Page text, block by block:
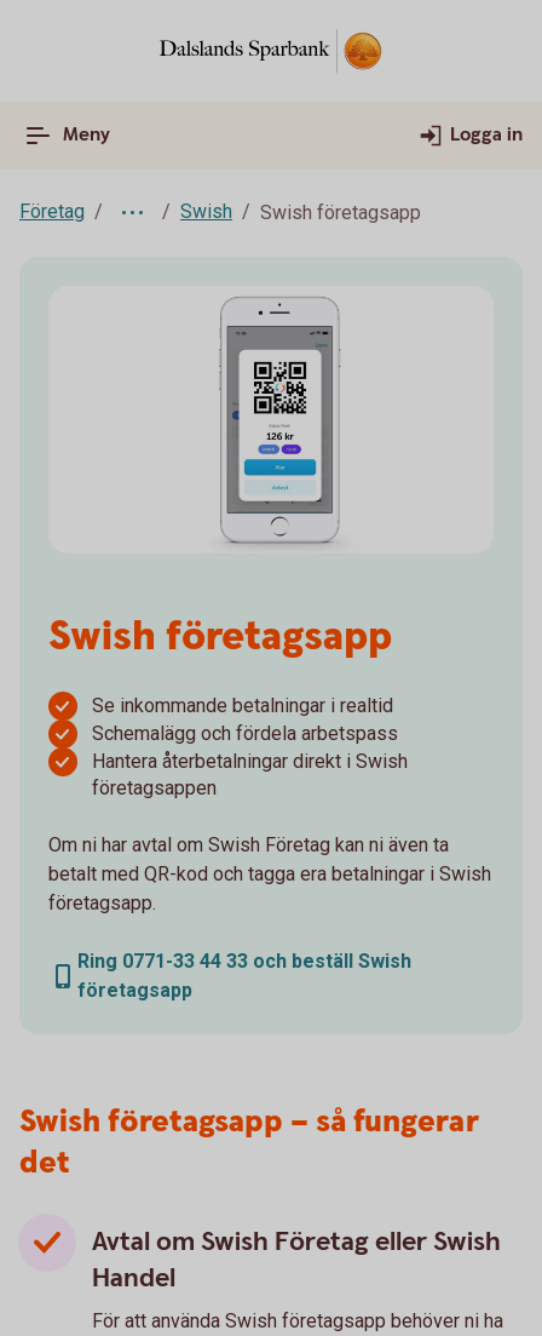
Meny Logga in
Företag Swish Swish företagsapp
Swish företagsapp
Se inkommande betalningar i realtid
Schemalägg och fördela arbetspass
Hantera återbetalningar direkt i Swish
företagsappen
Om ni har avtal om Swish Företag kan ni även ta
betalt med QR-kod och tagga era betalningar i Swish
företagsapp.
Ring 0771-33 44 33 och beställ Swish
företagsapp
Swish företagsapp – så fungerar
det
Avtal om Swish Företag eller Swish
Handel
För att använda Swish företagsapp behöver ni ha